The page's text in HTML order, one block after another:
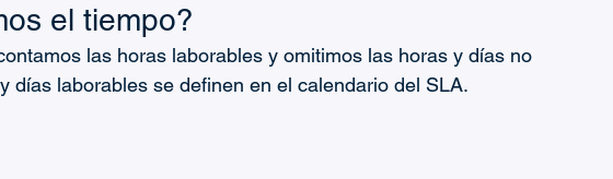
el tiempo?
las horas laborables y omitimos las horas y días no
días laborables se definen en el calendario del SLA.